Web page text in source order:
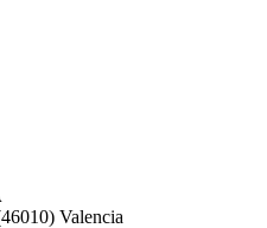
Valencia